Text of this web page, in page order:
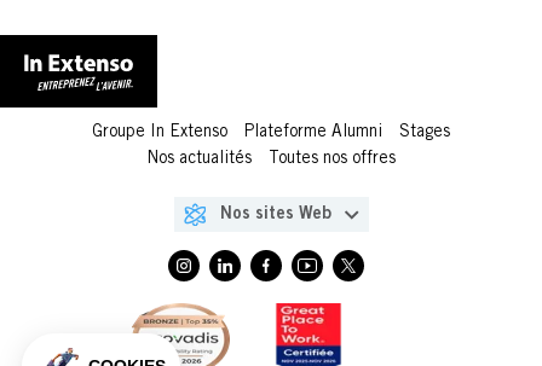
Groupe In Extenso Plateforme Alumni
Stages
Nos actualités
Toutes nos offres
Nos sites Web
In Extenso
In Extenso Économie Sociale
In Extenso Tourisme, Culture & Hôtellerie
In Extenso Innovation Croissance
In Extenso Avocats
In Extenso Patrimoine
Ad Astra
Inexweb